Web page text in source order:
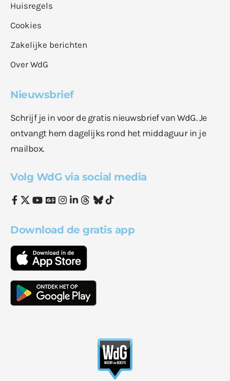
Huisregels
Cookies
Zakelijke berichten
Over WdG
Nieuwsbrief
Schrijf je in voor de gratis nieuwsbrief van WdG. Je
ontvangt hem dagelijks rond het middaguur in je
mailbox.
Volg WdG via social media
Download de gratis app